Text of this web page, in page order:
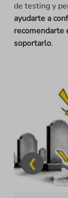
de testing y
ayudarte a
recomendarte
soportarlo.